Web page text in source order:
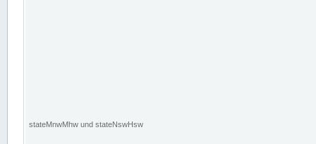
stateMnwMhw und stateNswHsw